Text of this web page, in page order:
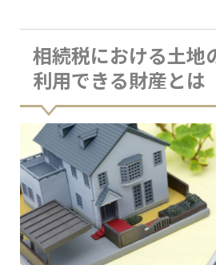
相続税における土地
利用できる財産とは